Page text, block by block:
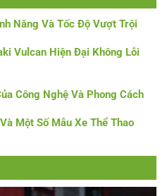
Năng Và Tốc Độ Vượt Trội
Vulcan Hiện Đại Không Lỗi
Công Nghệ Và Phong Cách
Một Số Mẫu Xe Thể Thao